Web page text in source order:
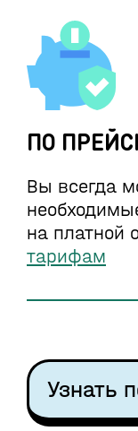
ПО
Вы всегда
на платной
тарифам
Узнать